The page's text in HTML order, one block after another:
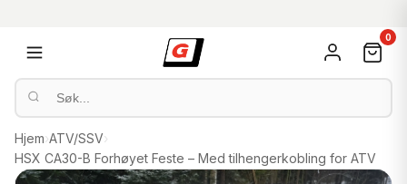
0
Hjem›ATV/SSV›
HSX CA30-B Forhøyet Feste – Med tilhengerkobling for ATV